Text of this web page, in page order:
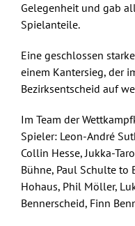
Gelegenheit und gab
Spielanteile.
Eine geschlossen
einem Kantersieg, der
Bezirksentscheid auf
Im Team der
Spieler: Leon-André
Collin Hesse, Jukka-
Bühne, Paul Schulte to
Hohaus, Phil Möller,
Bennerscheid, Finn